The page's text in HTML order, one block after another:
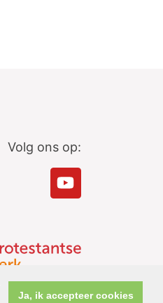
Ja, ik accepteer cookies
Volg ons op: